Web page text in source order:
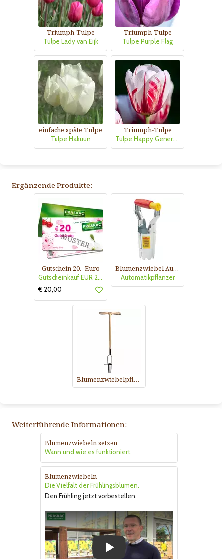
Triumph-Tulpe
Tulpe Lady van Eijk
Triumph-Tulpe
Tulpe Purple Flag
einfache späte Tulpe
Tulpe Hakuun
Triumph-Tulpe
Tulpe Happy Generation
Ergänzende Produkte:
Gutschein 20.- Euro
Gutscheinkauf EUR 20.-
€ 20,00
Blumenzwiebel Automatikpflanzer
Automatikpflanzer
Blumenzwiebelpflanzer
Weiterführende Informationen:
Blumenzwiebeln setzen
Wann und wie es funktioniert.
Blumenzwiebeln
Die Vielfalt der Frühlingsblumen.
Den Frühling jetzt vorbestellen.